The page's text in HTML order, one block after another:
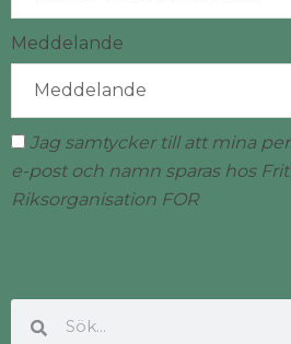
Meddelande
Jag samtycker till att mina
e-post och namn sparas hos
Riksorganisation FOR